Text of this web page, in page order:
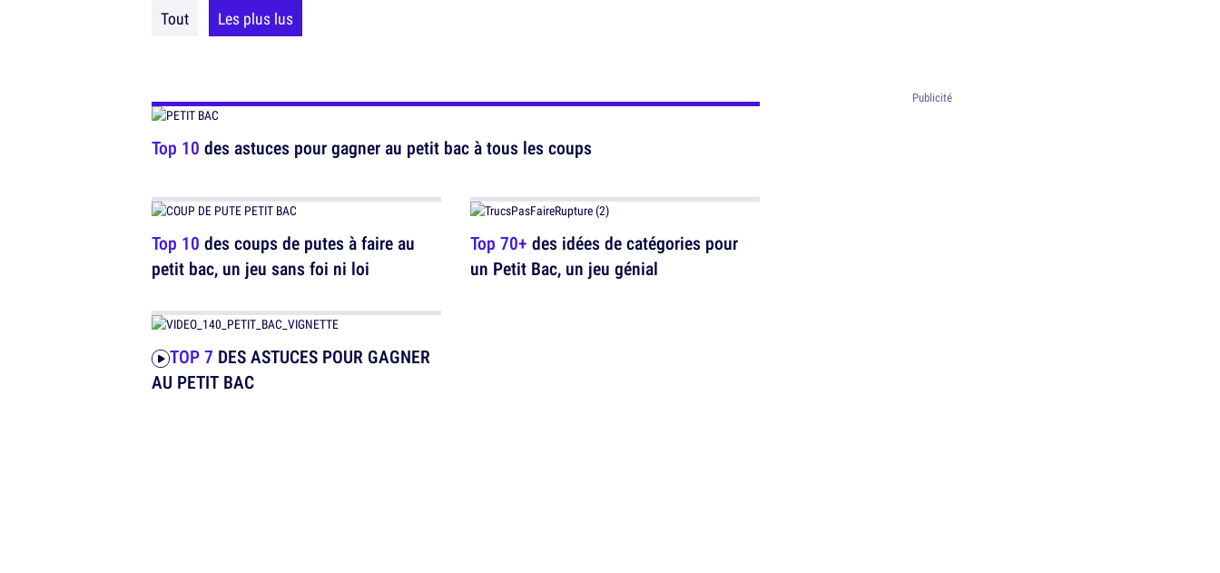
Tout Les plus lus
Top 10 des astuces pour gagner au petit bac à tous les coups
Top 10 des coups de putes à faire au
petit bac, un jeu sans foi ni loi
TOP 7 DES ASTUCES POUR GAGNER
AU PETIT BAC
Top 70+ des idées de catégories pour
un Petit Bac, un jeu génial